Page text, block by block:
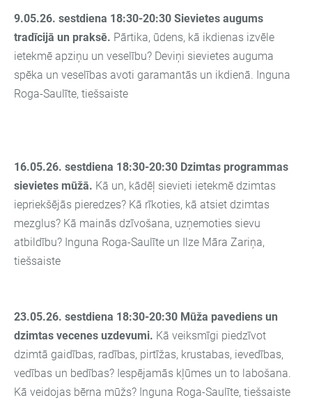
9.05.26. sestdiena 18:30-20:30 Sievietes augums
tradīcijā un praksē. Pārtika, ūdens, kā ikdienas izvēle
ietekmē apziņu un veselību? Deviņi sievietes auguma
spēka un veselības avoti garamantās un ikdienā. Inguna
Roga-Saulīte, tiešsaiste
16.05.26. sestdiena 18:30-20:30 Dzimtas programmas
sievietes mūžā. Kā un, kādēļ sievieti ietekmē dzimtas
iepriekšējās pieredzes? Kā rīkoties, kā atsiet dzimtas
mezglus? Kā mainās dzīvošana, uzņemoties sievu
atbildību? Inguna Roga-Saulīte un Ilze Māra Zariņa,
tiešsaiste
23.05.26. sestdiena 18:30-20:30 Mūža pavediens un
dzimtas vecenes uzdevumi. Kā veiksmīgi piedzīvot
dzimtā gaidības, radības, pirtīžas, krustabas, ievedības,
vedības un bedības? Iespējamās kļūmes un to labošana.
Kā veidojas bērna mūžs? Inguna Roga-Saulīte, tiešsaiste